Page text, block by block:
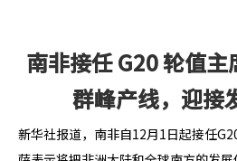
南非接任 G20 轮值
群峰产线，迎接
新华社报道，南非自12月1日起接任